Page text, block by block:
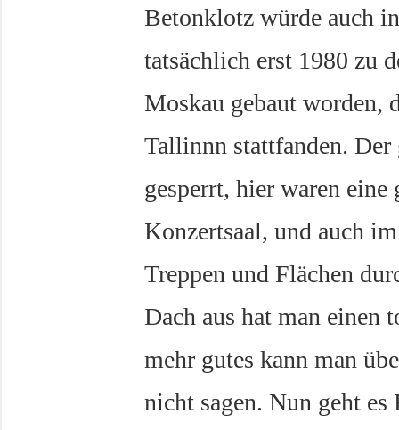
Betonklotz würde auch
tatsächlich erst 1980 zu
Moskau gebaut worden,
Tallinnn stattfanden. Der
gesperrt, hier waren
Konzertsaal, und auch
Treppen und Flächen
Dach aus hat man einen
mehr gutes kann man
nicht sagen. Nun geht